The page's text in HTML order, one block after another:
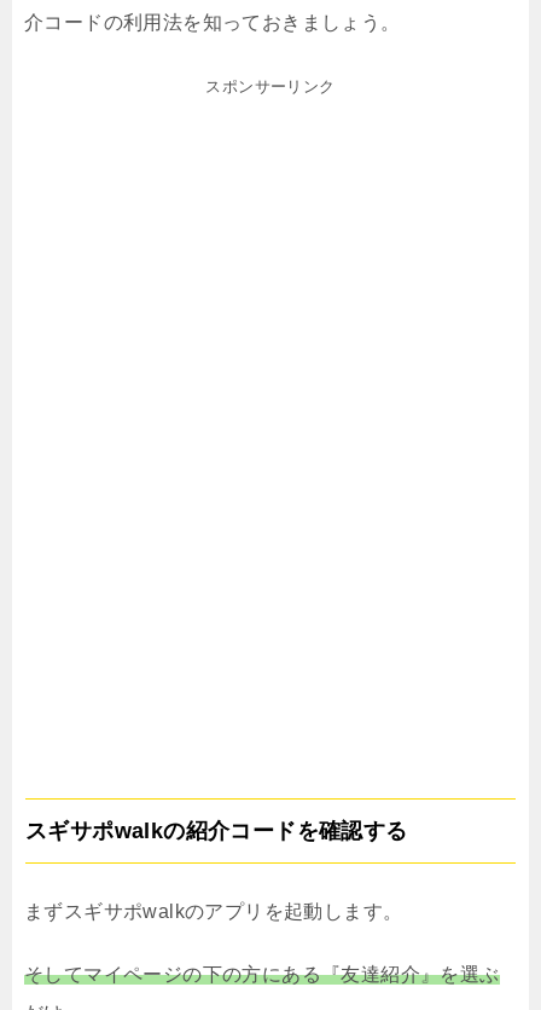
介コードの利用法を知っておきましょう。
スポンサーリンク
スギサポwalkの紹介コードを確認する
まずスギサポwalkのアプリを起動します。
そしてマイページの下の方にある『友達紹介』を選ぶ